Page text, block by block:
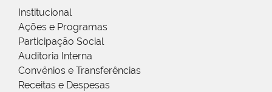
Institucional
Ações e Programas
Participação Social
Auditoria Interna
Convênios e Transferências
Receitas e Despesas